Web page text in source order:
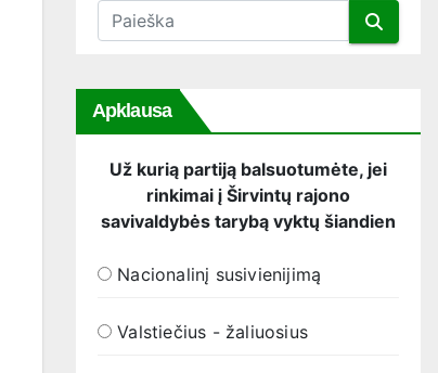
Apklausa
Už kurią partiją balsuotumėte, jei
rinkimai į Širvintų rajono
savivaldybės tarybą vyktų šiandien
Nacionalinį susivienijimą
Valstiečius - žaliuosius